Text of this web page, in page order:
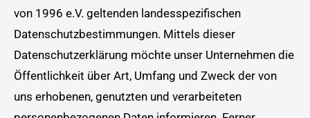
von 1996 e.V. geltenden landesspezifischen
Datenschutzbestimmungen. Mittels dieser
Datenschutzerklärung möchte unser Unternehmen die
Öffentlichkeit über Art, Umfang und Zweck der von
uns erhobenen, genutzten und verarbeiteten